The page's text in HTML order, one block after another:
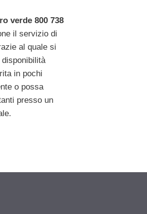
verde 800 738
il servizio di
al quale si
in pochi
o possa
presso un